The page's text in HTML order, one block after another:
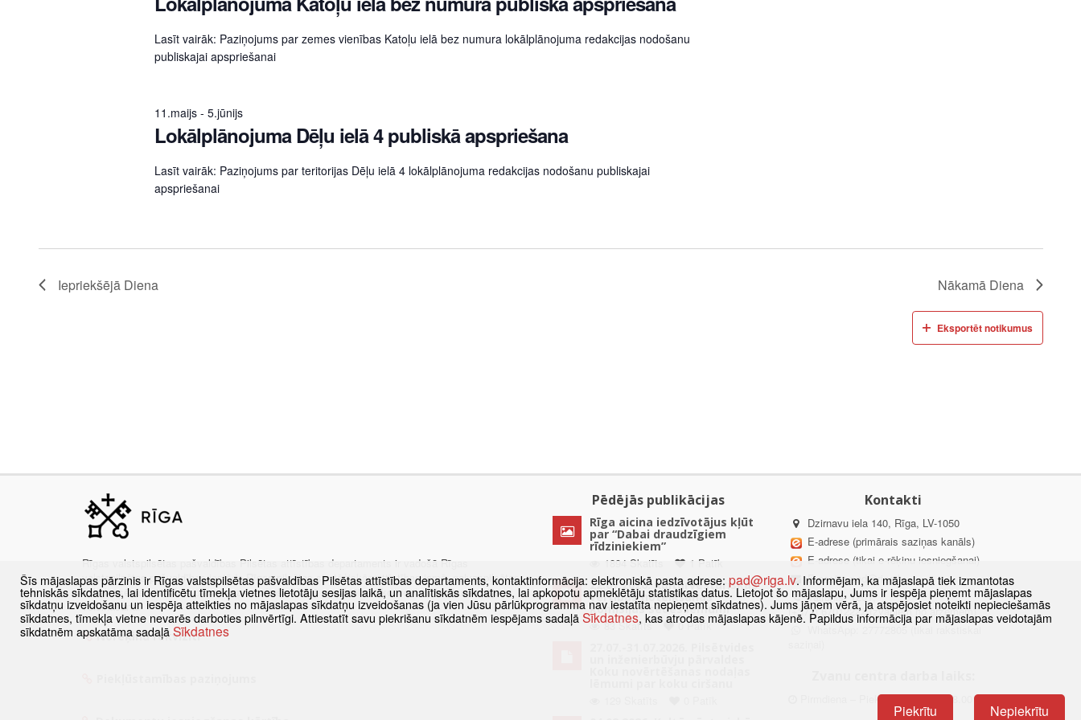
Lasīt vairāk: Paziņojums par zemes vienības Katoļu ielā bez numura lokālplānojuma redakcijas nodošanu
publiskajai apspriešanai
11.maijs- 5.jūnijs
Lokālplānojuma Dēļu ielā 4 publiskā apspriešana
Lasīt vairāk: Paziņojums par teritorijas Dēļu ielā 4 lokālplānojuma redakcijas nodošanu publiskajai
apspriešanai
Iepriekšējā Diena Nākamā Diena
Eksportēt notikumus
Rīgas valstspilsētas pašvaldības Pilsētas attīstības departaments ir vadošā Rīgas
valstspilsētas pašvaldības iestāde Rīgas pilsētas stratēģiskās attīstības jomā, galvaspilsētas
sabalansētas attīstības plānošanas nodrošināšanā un pilsētas ekonomikas konkurētspējas
veicināšanā.
Norēķinu rekvizīti
Pēdējās publikācijas
Rīga aicina iedzīvotājus kļūt
par “Dabai draudzīgiem
rīdziniekiem”
1894 Skatīts
1 Patīk
22.07.2026. Kultūrvēsturiskās
vērtības noteikšanas
komisijas sēdes lēmumi
83 Skatīts
0 Patīk
Kontakti
Dzirnavu iela 140, Rīga, LV-1050
E-adrese (primārais saziņas kanāls)
E-adrese (tikai e-rēķinu iesniegšanai)
E-pasts:pad@riga.lv
Tālrunis: 1201,
(+371) 67012222 (zvaniem no ārzemēm)
WhatsApp: 27772805 (tikai rakstiskai
Pirmdiena – Piektdiena: 8.00 – 18.00
Šīs mājaslapas pārzinis ir Rīgas valstspilsētas pašvaldības Pilsētas attīstības departaments, kontaktinformācija: elektroniskā pasta adrese: pad@riga.lv. Informējam, ka mājaslapā tiek izmantotas
tehniskās sīkdatnes, lai identificētu tīmekļa vietnes lietotāju sesijas laikā, un analītiskās sīkdatnes, lai apkopotu apmeklētāju statistikas datus. Lietojot šo mājaslapu, Jums ir iespēja pieņemt mājaslapas
sīkdatņu izveidošanu un iespēja atteikties no mājaslapas sīkdatņu izveidošanas (ja vien Jūsu pārlūkprogramma nav iestatīta nepieņemt sīkdatnes). Jums jāņem vērā, ja atspējosiet noteikti nepieciešamās
sīkdatnes, tīmekļa vietne nevarēs darboties pilnvērtīgi. Attiestatīt savu piekrišanu sīkdatnēm iespējams sadaļā Sīkdatnes, kas atrodas mājaslapas kājenē. Papildus informācija par mājaslapas veidotajām
sīkdatnēm apskatāma sadaļā Sīkdatnes
Piekrītu Nepiekrītu